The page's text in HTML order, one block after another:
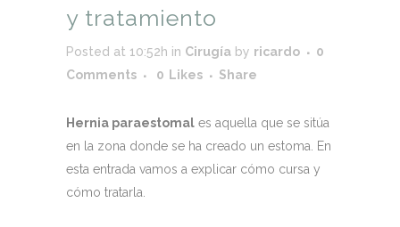
y tratamiento
Posted at 10:52h in Cirugía by ricardo
0
Comments
0 Likes Share
Hernia paraestomal es aquella que se sitúa
en la zona donde se ha creado un estoma. En
esta entrada vamos a explicar cómo cursa y
cómo tratarla.